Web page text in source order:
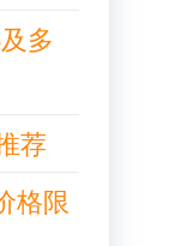
多
荐
格限